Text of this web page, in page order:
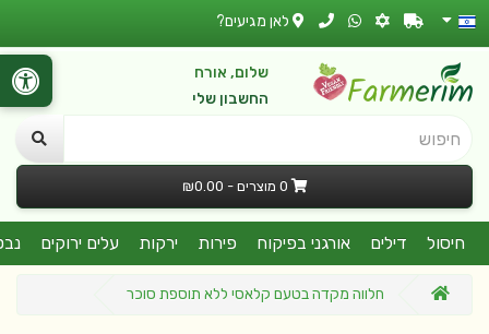
לאן מגיעים?
שלום, אורח
החשבון שלי
חיפוש
0 מוצרים - ₪0.00
חיסול דילים אורגני בפיקוח פירות ירקות עלים ירוקים
חלווה מקדה בטעם קלאסי ללא תוספת סוכר